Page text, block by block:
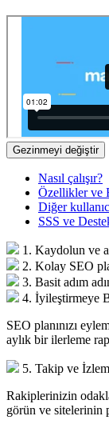
Gezinmeyi değiştir
Nasıl çalışır?
Özellikler ve
Diğer
SSS ve
1. Kaydolun ve
2. Kolay SEO
3. Basit adım
4. İyileştirmeye
SEO planınızı
aylık bir ilerleme
5. Takip ve
Rakiplerinizin
görün ve sitelerinin